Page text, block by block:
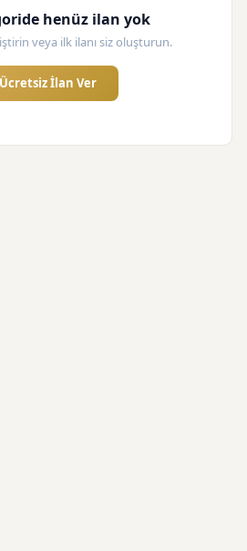
henüz ilan yok
veya ilk ilanı siz oluşturun.
İlan Ver